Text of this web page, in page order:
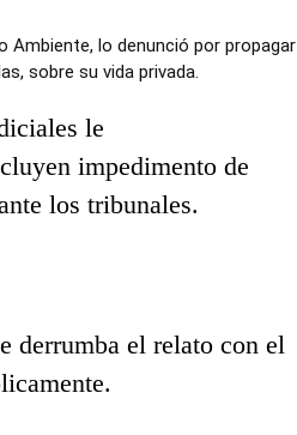
Ambiente, lo denunció por propagar
sobre su vida privada.
le
impedimento de
los tribunales.
derrumba el relato con el